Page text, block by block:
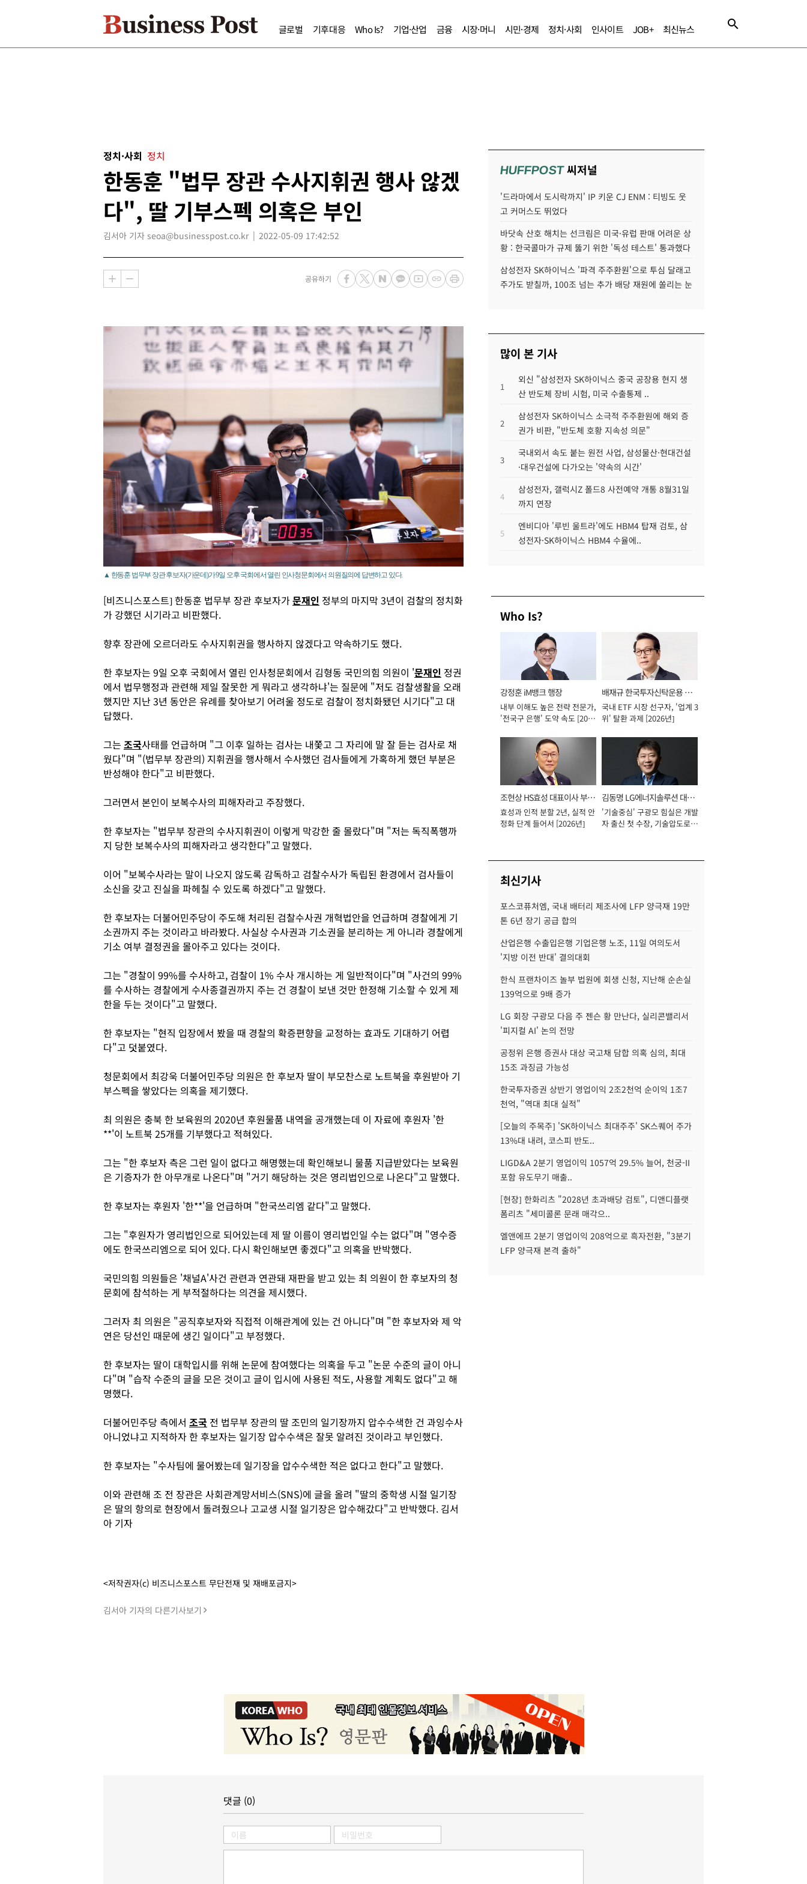
글로벌 기후대응 Who Is? 기업·산업 금융 시장·머니 시민·경제 정치·사회 인사이트 JOB+ 최신뉴스
정치·사회 정치
한동훈 "법무 장관 수사지휘권 행사 않겠
다", 딸 기부스펙 의혹은 부인
김서아 기자 seoa@businesspost.co.kr 2022-05-09 17:42:52
공유하기
▲ 한동훈 법무부 장관 후보자(가운데)가 9일 오후 국회에서 열린 인사청문회에서 의원질의에 답변하고 있다.
[비즈니스포스트] 한동훈 법무부 장관 후보자가문재인 정부의 마지막 3년이 검찰의 정치화
가 강했던 시기라고 비판했다.
향후 장관에 오르더라도 수사지휘권을 행사하지 않겠다고 약속하기도 했다.
한 후보자는 9일 오후 국회에서 열린 인사청문회에서 김형동 국민의힘 의원이 '문재인 정권
에서 법무행정과 관련해 제일 잘못한 게 뭐라고 생각하냐'는 질문에 "저도 검찰생활을 오래
했지만 지난 3년 동안은 유례를 찾아보기 어려울 정도로 검찰이 정치화됐던 시기다"고 대
답했다.
그는 조국사태를 언급하며 "그 이후 일하는 검사는 내쫓고 그 자리에 말 잘 듣는 검사로 채
웠다"며 "(법무부 장관의) 지휘권을 행사해서 수사했던 검사들에게 가혹하게 했던 부분은
반성해야 한다"고 비판했다.
그러면서 본인이 보복수사의 피해자라고 주장했다.
한 후보자는 "법무부 장관의 수사지휘권이 이렇게 막강한 줄 몰랐다"며 "저는 독직폭행까
지 당한 보복수사의 피해자라고 생각한다"고 말했다.
이어 "보복수사라는 말이 나오지 않도록 감독하고 검찰수사가 독립된 환경에서 검사들이
소신을 갖고 진실을 파헤칠 수 있도록 하겠다"고 말했다.
한 후보자는 더불어민주당이 주도해 처리된 검찰수사권 개혁법안을 언급하며 경찰에게 기
소권까지 주는 것이라고 바라봤다. 사실상 수사권과 기소권을 분리하는 게 아니라 경찰에게
기소 여부 결정권을 몰아주고 있다는 것이다.
그는 "경찰이 99%를 수사하고, 검찰이 1% 수사 개시하는 게 일반적이다"며 "사건의 99%
를 수사하는 경찰에게 수사종결권까지 주는 건 경찰이 보낸 것만 한정해 기소할 수 있게 제
한을 두는 것이다"고 말했다.
한 후보자는 "현직 입장에서 봤을 때 경찰의 확증편향을 교정하는 효과도 기대하기 어렵
다"고 덧붙였다.
청문회에서 최강욱 더불어민주당 의원은 한 후보자 딸이 부모찬스로 노트북을 후원받아 기
부스펙을 쌓았다는 의혹을 제기했다.
최 의원은 충북 한 보육원의 2020년 후원물품 내역을 공개했는데 이 자료에 후원자 '한
**'이 노트북 25개를 기부했다고 적혀있다.
그는 "한 후보자 측은 그런 일이 없다고 해명했는데 확인해보니 물품 지급받았다는 보육원
은 기증자가 한 아무개로 나온다"며 "거기 해당하는 것은 영리법인으로 나온다"고 말했다.
한 후보자는 후원자 '한**'을 언급하며 "한국쓰리엠 같다"고 말했다.
그는 "후원자가 영리법인으로 되어있는데 제 딸 이름이 영리법인일 수는 없다"며 "영수증
에도 한국쓰리엠으로 되어 있다. 다시 확인해보면 좋겠다"고 의혹을 반박했다.
국민의힘 의원들은 '채널A'사건 관련과 연관돼 재판을 받고 있는 최 의원이 한 후보자의 청
문회에 참석하는 게 부적절하다는 의견을 제시했다.
그러자 최 의원은 "공직후보자와 직접적 이해관계에 있는 건 아니다"며 "한 후보자와 제 악
연은 당선인 때문에 생긴 일이다"고 부정했다.
한 후보자는 딸이 대학입시를 위해 논문에 참여했다는 의혹을 두고 "논문 수준의 글이 아니
다"며 "습작 수준의 글을 모은 것이고 글이 입시에 사용된 적도, 사용할 계획도 없다"고 해
명했다.
더불어민주당 측에서 조국 전 법무부 장관의 딸 조민의 일기장까지 압수수색한 건 과잉수사
아니었냐고 지적하자 한 후보자는 일기장 압수수색은 잘못 알려진 것이라고 부인했다.
한 후보자는 "수사팀에 물어봤는데 일기장을 압수수색한 적은 없다고 한다"고 말했다.
이와 관련해 조 전 장관은 사회관계망서비스(SNS)에 글을 올려 "딸의 중학생 시절 일기장
은 딸의 항의로 현장에서 돌려줬으나 고교생 시절 일기장은 압수해갔다"고 반박했다. 김서
아 기자
<저작권자(c) 비즈니스포스트 무단전재 및 재배포금지>
김서아 기자의 다른기사보기
HUFFPOST씨저널
'드라마에서 도시락까지' IP 키운 CJ ENM : 티빙도 웃
고 커머스도 뛰었다
바닷속 산호 해치는 선크림은 미국·유럽 판매 어려운 상
황 : 한국콜마가 규제 뚫기 위한 '독성 테스트' 통과했다
삼성전자 SK하이닉스 '파격 주주환원'으로 투심 달래고
주가도 받칠까, 100조 넘는 추가 배당 재원에 쏠리는 눈
많이 본 기사
1
외신 "삼성전자 SK하이닉스 중국 공장용 현지 생
산 반도체 장비 시험, 미국 수출통제 ..
2
삼성전자 SK하이닉스 소극적 주주환원에 해외 증
권가 비판, "반도체 호황 지속성 의문"
3
국내외서 속도 붙는 원전 사업, 삼성물산·현대건설
·대우건설에 다가오는 '약속의 시간'
4
삼성전자, 갤럭시Z 폴드8 사전예약 개통 8월31일
까지 연장
5
엔비디아 '루빈 울트라'에도 HBM4 탑재 검토, 삼
성전자·SK하이닉스 HBM4 수율에..
Who Is?
강정훈 iM뱅크 행장
내부 이해도 높은 전략 전문가,
'전국구 은행' 도약 속도 [2026
배재규 한국투자신탁운용 대
표이사 사장
국내 ETF 시장 선구자, '업계 3
위' 탈환 과제 [2026년]
조현상 HS효성 대표이사 부회
장
효성과 인적 분할 2년, 실적 안
정화 단계 들어서 [2026년]
김동명 LG에너지솔루션 대표
이사 사장
'기술중심' 구광모 힘실은 개발
자 출신 첫 수장, 기술압도로
최신기사
포스코퓨처엠, 국내 배터리 제조사에 LFP 양극재 19만
톤 6년 장기 공급 합의
산업은행 수출입은행 기업은행 노조, 11일 여의도서
'지방 이전 반대' 결의대회
한식 프랜차이즈 놀부 법원에 회생 신청, 지난해 순손실
139억으로 9배 증가
LG 회장 구광모 다음 주 젠슨 황 만난다, 실리콘밸리서
'피지컬 AI' 논의 전망
공정위 은행 증권사 대상 국고채 담합 의혹 심의, 최대
15조 과징금 가능성
한국투자증권 상반기 영업이익 2조2천억 순이익 1조7
천억, "역대 최대 실적"
[오늘의 주목주] 'SK하이닉스 최대주주' SK스퀘어 주가
13%대 내려, 코스피 반도..
LIGD&A 2분기 영업이익 1057억 29.5% 늘어, 천궁-II
포함 유도무기 매출..
[현장] 한화리츠 "2028년 초과배당 검토", 디앤디플랫
폼리츠 "세미콜론 문래 매각으..
엘앤에프 2분기 영업이익 208억으로 흑자전환, "3분기
LFP 양극재 본격 출하"
댓글 (0)